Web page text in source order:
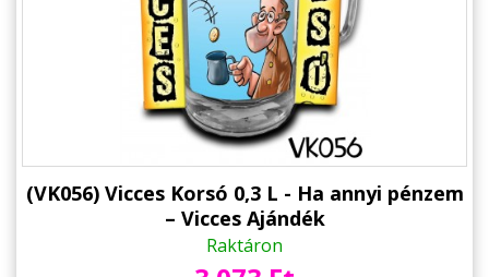
(VK056) Vicces Korsó 0,3 L - Ha annyi pénzem
– Vicces Ajándék
Raktáron